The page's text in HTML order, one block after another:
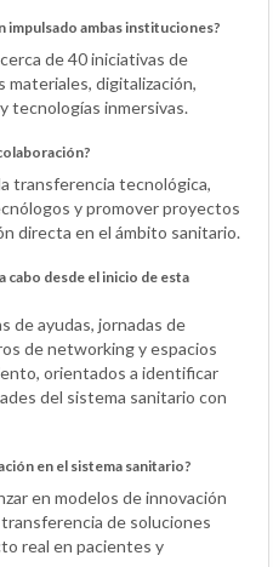
impulsado ambas instituciones?
de 40 iniciativas de
materiales, digitalización,
tecnologías inmersivas.
transferencia tecnológica,
y promover proyectos
directa en el ámbito sanitario.
cabo desde el inicio de esta
de ayudas, jornadas de
de networking y espacios
orientados a identificar
del sistema sanitario con
en el sistema sanitario?
en modelos de innovación
de soluciones
real en pacientes y